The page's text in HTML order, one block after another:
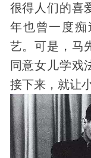
很得人们的喜
年也曾一度
艺。可是，马
同意女儿学戏
接下来，就让